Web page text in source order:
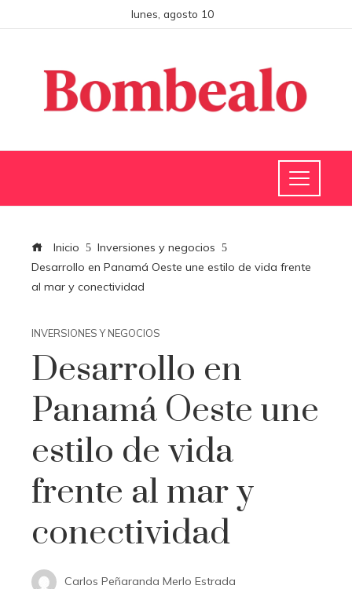
lunes, agosto 10
Inicio
Inversiones y negocios
Desarrollo en Panamá Oeste une estilo de vida frente
al mar y conectividad
INVERSIONES Y NEGOCIOS
Desarrollo en
Panamá Oeste une
estilo de vida
frente al mar y
conectividad
Carlos Peñaranda Merlo Estrada